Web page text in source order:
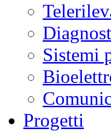
Sistemi
Progetti